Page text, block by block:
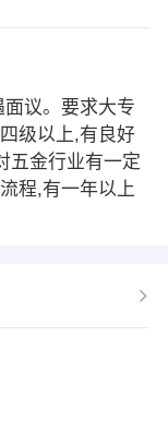
议。要求大专
级以上,有良好
五金行业有一定
程,有一年以上